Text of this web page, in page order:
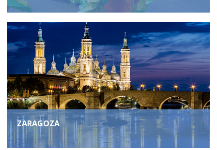
ZARAGOZA